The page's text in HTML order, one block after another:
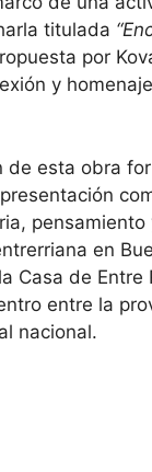
titulada
por
y
de esta obra
pensamiento
en
Casa de Entre
entre la
nacional.